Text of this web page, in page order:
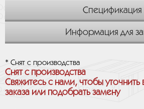
Спецификация
Информация для
* Снят с производства
Снят с производства
Свяжитесь с нами, чтобы уточнить
заказа или подобрать замену